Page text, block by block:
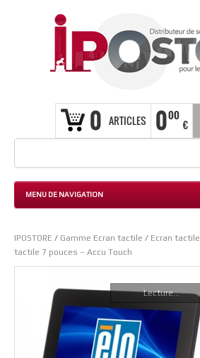
0 ARTICLES 000
€
MENU DE NAVIGATION
IPOSTORE / Gamme Ecran tactile / Ecran tactile
tactile 7 pouces – Accu Touch
Lecture...